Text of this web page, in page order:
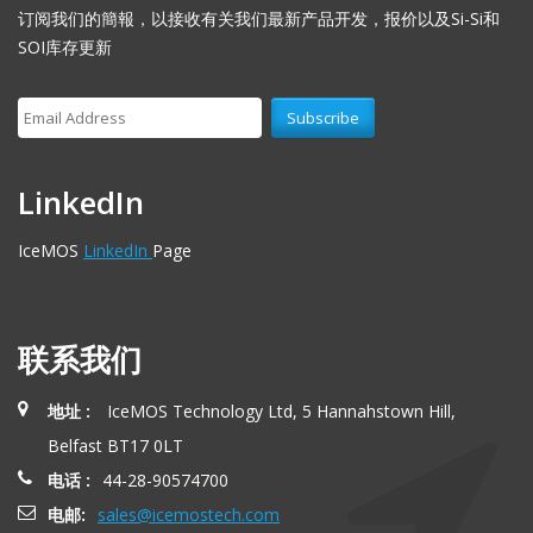
订阅我们的簡報，以接收有关我们最新产品开发，报价以及Si-Si和
SOI库存更新
LinkedIn
IceMOS LinkedIn Page
联系我们
地址 :
IceMOS Technology Ltd, 5 Hannahstown Hill,
Belfast BT17 0LT
电话 :
44-28-90574700
电邮:
sales@icemostech.com